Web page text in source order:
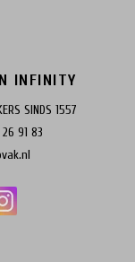
INFINITY
SINDS 1557
91 83